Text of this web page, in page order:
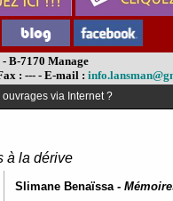
B-7170 Manage
: --- - E-mail :
via Internet ?
à la dérive
Slimane Benaïssa -